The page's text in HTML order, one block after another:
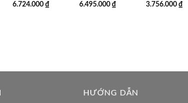
6.724.000₫
6.495.000₫
3.756.000₫
HƯỚNG DẪN